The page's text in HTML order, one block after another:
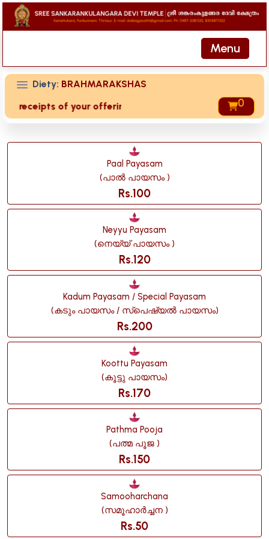
Menu
Diety: BRAHMARAKSHAS
receipts of your offering then login to site then
0
Paal Payasam
(പാൽ പായസം )
Rs.100
Neyyu Payasam
(നെയ്യ് പായസം )
Rs.120
Kadum Payasam / Special Payasam
(കടും പായസം / സ്പെഷ്യൽ പായസം)
Rs.200
Koottu Payasam
(കൂട്ടു പായസം)
Rs.170
Pathma Pooja
(പത്മ പൂജ )
Rs.150
Samooharchana
(സമൂഹാർച്ചന )
Rs.50